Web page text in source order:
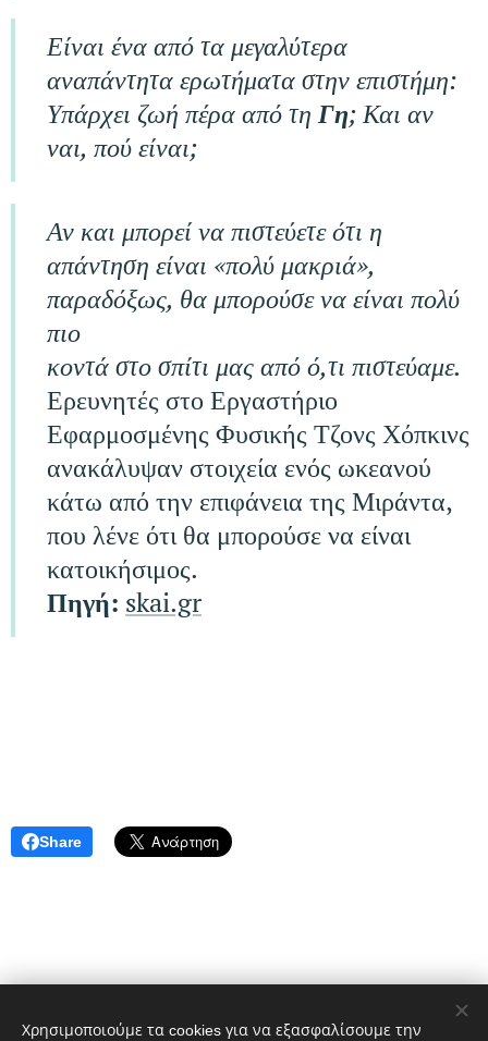
Είναι ένα από τα μεγαλύτερα
αναπάντητα ερωτήματα στην επιστήμη:
Υπάρχει ζωή πέρα ​​από τηΓη; Και αν
ναι, πού είναι;
Αν και μπορεί να πιστεύετε ότι η
απάντηση είναι «πολύ μακριά»,
παραδόξως, θα μπορούσε να είναι πολύ
πιο
κοντά στο σπίτι μας από ό,τι πιστεύαμε.
Ερευνητές στο Εργαστήριο
Εφαρμοσμένης Φυσικής Τζονς Χόπκινς
ανακάλυψαν στοιχεία ενός ωκεανού
κάτω από την επιφάνεια της Μιράντα,
που λένε ότι θα μπορούσε να είναι
κατοικήσιμος.
Πηγή: skai.gr
Share
Χρησιμοποιούμε τα cookies για να εξασφαλίσουμε την